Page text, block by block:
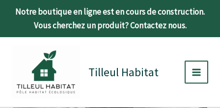
Notre boutique en ligne est en cours de construction.
Vous cherchez un produit? Contactez nous.
Aller
Tilleul Habitat